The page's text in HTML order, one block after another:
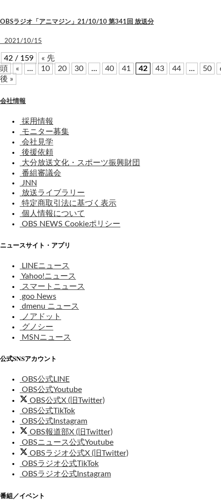
OBSラジオ「アニマジン」21/10/10 第341回 放送分
2021/10/15
42 / 159
« 先
頭
« ... 10 20 30 ... 40 41 42 43 44 ... 50
後 »
会社情報
採用情報
モニター募集
会社見学
後援依頼
大分放送文化・スポーツ振興財団
番組審議会
JNN
放送ライブラリー
特定商取引法に基づく表示
個人情報について
OBS NEWS Cookieポリシー
ニュースサイト・アプリ
LINEニュース
Yahoo!ニュース
スマートニュース
goo News
dmenu ニュース
ノアドット
グノシー
MSNニュース
公式SNSアカウント
OBS公式LINE
OBS公式Youtube
OBS公式X (旧Twitter)
OBS公式TikTok
OBS公式Instagram
OBS報道部X (旧Twitter)
OBSニュース公式Youtube
OBSラジオ公式X (旧Twitter)
OBSラジオ公式TikTok
OBSラジオ公式Instagram
番組／イベント